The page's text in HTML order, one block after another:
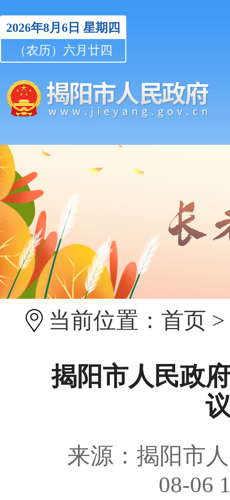
2026年8月6日 星期四
（农历）六月廿四
当前位置： 首页 >
揭阳市人民政
来源：揭阳市
08-06